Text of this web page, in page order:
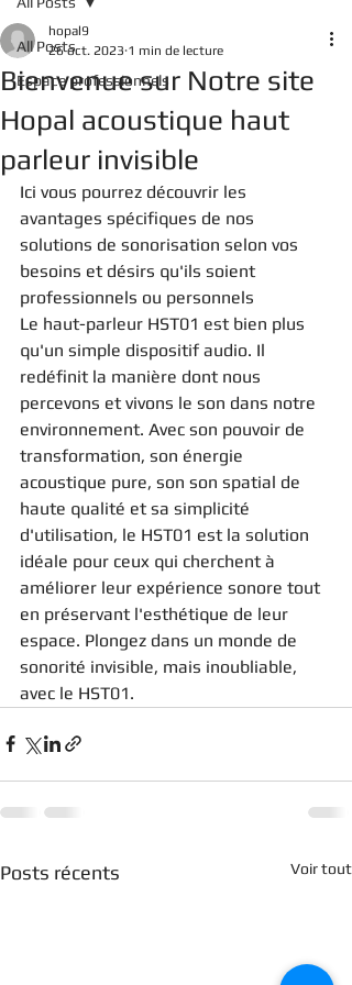
All Posts
Espace professionnels
Bienvenue sur Notre site
Hopal acoustique haut
parleur invisible
hopal9
26 oct. 2023 1 min de lecture
Ici vous pourrez découvrir les
avantages spécifiques de nos
solutions de sonorisation selon vos
besoins et désirs qu'ils soient
professionnels ou personnels
Le haut-parleur HST01 est bien plus
qu'un simple dispositif audio. Il
redéfinit la manière dont nous
percevons et vivons le son dans notre
environnement. Avec son pouvoir de
transformation, son énergie
acoustique pure, son son spatial de
haute qualité et sa simplicité
d'utilisation, le HST01 est la solution
idéale pour ceux qui cherchent à
améliorer leur expérience sonore tout
en préservant l'esthétique de leur
espace. Plongez dans un monde de
sonorité invisible, mais inoubliable,
avec le HST01.
Posts récents Voir tout